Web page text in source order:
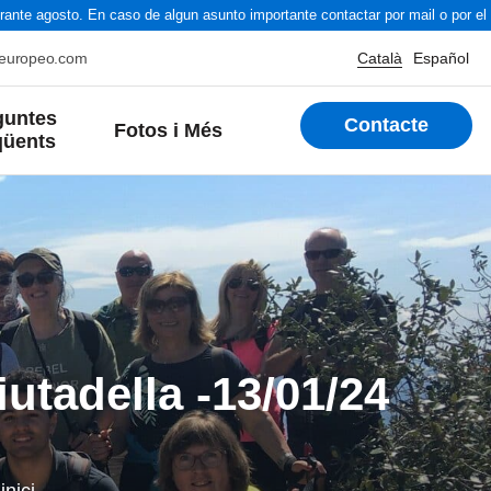
agosto. En caso de algun asunto importante contactar por mail o por el
Català Español
Fotos i Més Contacte
-13/01/24